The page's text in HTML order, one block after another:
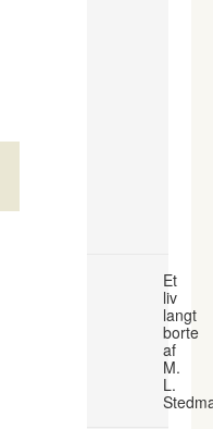
Et
liv
langt
borte
af
M.
L.